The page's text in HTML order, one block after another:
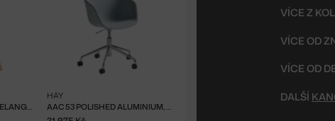
AAC 22 OAK VENEER, MELANGE CREAM AAC 53 POLISHED ALUMINIUM, REMIX 823
HAY
VÍCE Z
VÍCE OD
VÍCE OD
DALŠÍ